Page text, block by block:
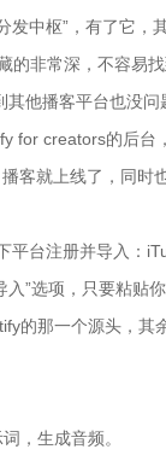
中枢”，有了它，
非常深，不容易
他播客平台也没问
for creators的后台
客就上线了，同时
台注册并导入：
”选项，只要粘贴
的那一个源头，其
，生成音频。